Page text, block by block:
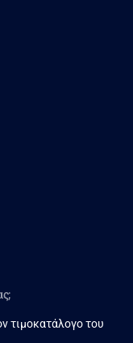
τιμοκατάλογο του